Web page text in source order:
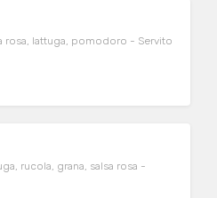
rosa, lattuga, pomodoro - Servito
rucola, grana, salsa rosa -